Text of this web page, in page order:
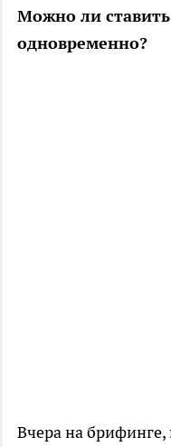
Можно ли
одновременно?
Вчера на